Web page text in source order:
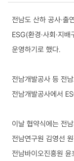
전남도 산하 공사·출
ESG(환경·사회·지
운영하기로 했다.
전남개발공사 등 전
전남개발공사에서
이날 협약식에는 전
전남연구원 김영선
전남바이오진흥원